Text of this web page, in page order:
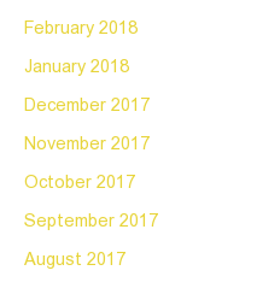
February 2018
January 2018
December 2017
November 2017
October 2017
September 2017
August 2017